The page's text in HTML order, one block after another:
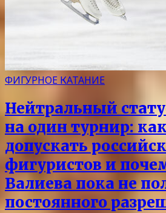
ФИГУРНОЕ КАТАНИЕ
Нейтральный
на один турнир:
допускать
фигуристов и
Валиева пока не
постоянного